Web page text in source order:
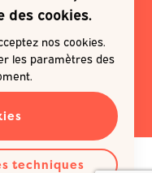
des cookies.
nos cookies.
les paramètres des
techniques